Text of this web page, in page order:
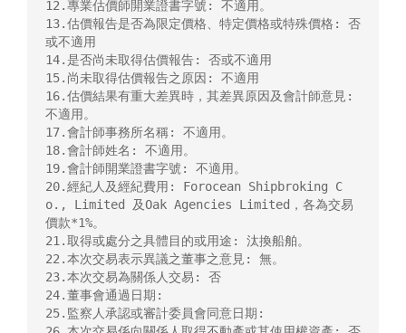
12.專業估價師開業證書字號: 不適用。
13.估價報告是否為限定價格、特定價格或特殊價格: 否
或不適用
14.是否尚未取得估價報告: 否或不適用
15.尚未取得估價報告之原因: 不適用
16.估價結果有重大差異時，其差異原因及會計師意見:
不適用。
17.會計師事務所名稱: 不適用。
18.會計師姓名: 不適用。
19.會計師開業證書字號: 不適用。
20.經紀人及經紀費用: Forocean Shipbroking C
o., Limited 及Oak Agencies Limited，各為交易
價款*1%。
21.取得或處分之具體目的或用途: 汰換船舶。
22.本次交易表示異議之董事之意見: 無。
23.本次交易為關係人交易: 否
24.董事會通過日期:
25.監察人承認或審計委員會同意日期: